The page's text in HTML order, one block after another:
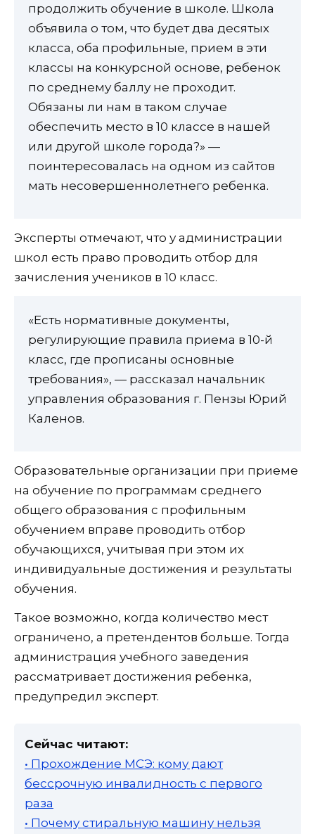
продолжить обучение в школе. Школа
объявила о том, что будет два десятых
класса, оба профильные, прием в эти
классы на конкурсной основе, ребенок
по среднему баллу не проходит.
Обязаны ли нам в таком случае
обеспечить место в 10 классе в нашей
или другой школе города?» —
поинтересовалась на одном из сайтов
мать несовершеннолетнего ребенка.
Эксперты отмечают, что у администрации
школ есть право проводить отбор для
зачисления учеников в 10 класс.
«Есть нормативные документы,
регулирующие правила приема в 10-й
класс, где прописаны основные
требования», — рассказал начальник
управления образования г. Пензы Юрий
Каленов.
Образовательные организации при приеме
на обучение по программам среднего
общего образования с профильным
обучением вправе проводить отбор
обучающихся, учитывая при этом их
индивидуальные достижения и результаты
обучения.
Такое возможно, когда количество мест
ограничено, а претендентов больше. Тогда
администрация учебного заведения
рассматривает достижения ребенка,
предупредил эксперт.
Сейчас читают:
• Прохождение МСЭ: кому дают
бессрочную инвалидность с первого
раза
• Почему стиральную машину нельзя